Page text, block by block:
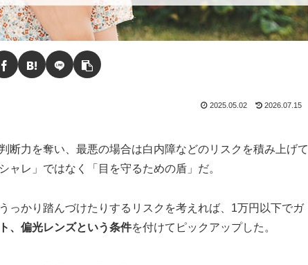
2025.05.02 2026.07.15
断力を奪い、最悪の場合は白内障などのリスクを積み上げて
レ」ではなく「目を守るための盾」だ。
っかり踏んづけたりするリスクを考えれば、1万円以下でガ
、偏光レンズという条件を付けてピックアップした。